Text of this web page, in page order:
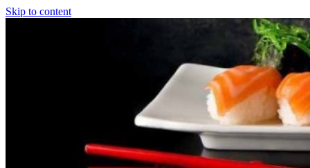
Skip to content